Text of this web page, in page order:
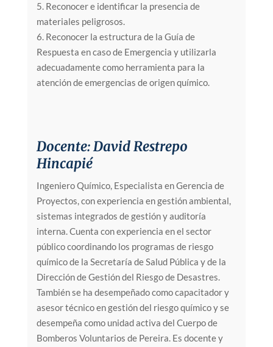
5. Reconocer e identificar la presencia de
materiales peligrosos.
6. Reconocer la estructura de la Guía de
Respuesta en caso de Emergencia y utilizarla
adecuadamente como herramienta para la
atención de emergencias de origen químico.
Docente: David Restrepo
Hincapié
Ingeniero Químico, Especialista en Gerencia de
Proyectos, con experiencia en gestión ambiental,
sistemas integrados de gestión y auditoría
interna. Cuenta con experiencia en el sector
público coordinando los programas de riesgo
químico de la Secretaría de Salud Pública y de la
Dirección de Gestión del Riesgo de Desastres.
También se ha desempeñado como capacitador y
asesor técnico en gestión del riesgo químico y se
desempeña como unidad activa del Cuerpo de
Bomberos Voluntarios de Pereira. Es docente y